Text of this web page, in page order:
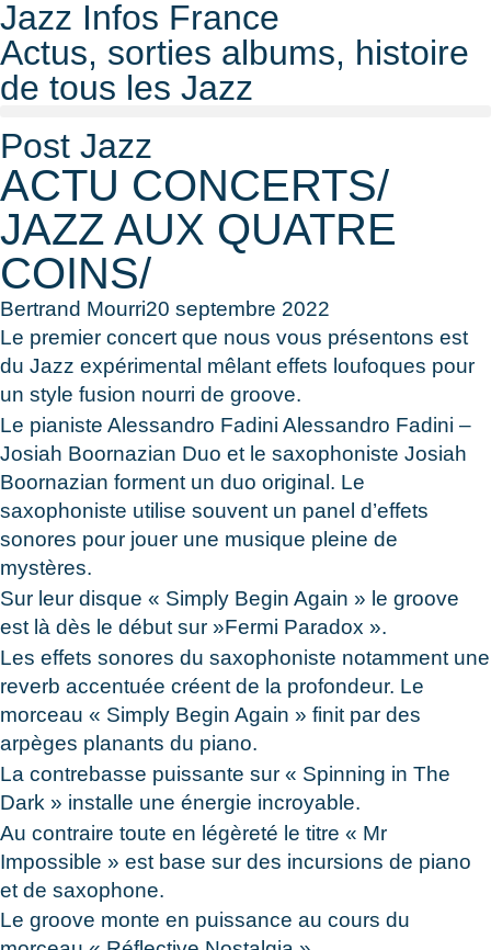
Jazz Infos France
Actus, sorties albums, histoire
de tous les Jazz
Post Jazz
ACTU CONCERTS/
JAZZ AUX QUATRE
COINS/
Bertrand Mourri20 septembre 2022
Le premier concert que nous vous présentons est
du Jazz expérimental mêlant effets loufoques pour
un style fusion nourri de groove.
Le pianiste Alessandro Fadini Alessandro Fadini –
Josiah Boornazian Duo et le saxophoniste Josiah
Boornazian forment un duo original. Le
saxophoniste utilise souvent un panel d’effets
sonores pour jouer une musique pleine de
mystères.
Sur leur disque « Simply Begin Again » le groove
est là dès le début sur »Fermi Paradox ».
Les effets sonores du saxophoniste notamment une
reverb accentuée créent de la profondeur. Le
morceau « Simply Begin Again » finit par des
arpèges planants du piano.
La contrebasse puissante sur « Spinning in The
Dark » installe une énergie incroyable.
Au contraire toute en légèreté le titre « Mr
Impossible » est base sur des incursions de piano
et de saxophone.
Le groove monte en puissance au cours du